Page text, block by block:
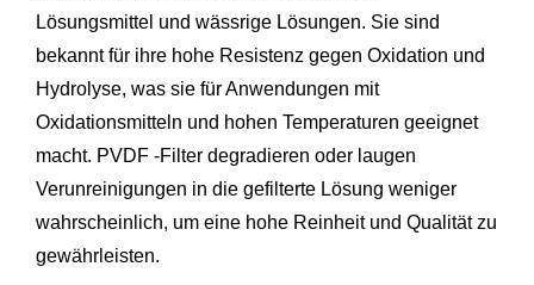
Lösungsmittel und wässrige Lösungen. Sie sind
bekannt für ihre hohe Resistenz gegen Oxidation und
Hydrolyse, was sie für Anwendungen mit
Oxidationsmitteln und hohen Temperaturen geeignet
macht. PVDF -Filter degradieren oder laugen
Verunreinigungen in die gefilterte Lösung weniger
wahrscheinlich, um eine hohe Reinheit und Qualität zu
gewährleisten.